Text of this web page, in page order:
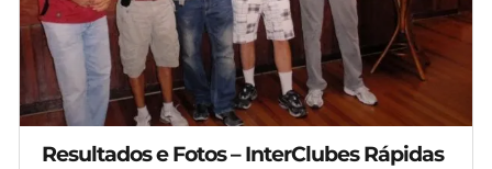
Resultados e Fotos – InterClubes Rápidas